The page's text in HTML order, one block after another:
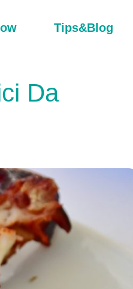
Tips&Blog
Da